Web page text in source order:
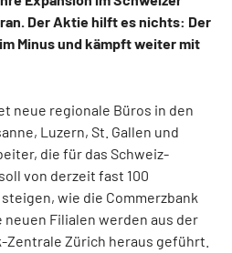
Der Aktie hilft es nichts: Der
Minus und kämpft weiter mit
neue regionale Büros in den
Luzern, St. Gallen und
die für das Schweiz-
von derzeit fast 100
wie die Commerzbank
Filialen werden aus der
Zentrale Zürich heraus geführt.